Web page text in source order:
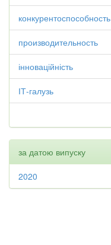
конкурентоспособность
производительность
інноваційність
ІТ-галузь
за датою випуску
2020